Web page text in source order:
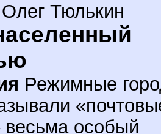
Олег Тюлькин
Режимные
особый